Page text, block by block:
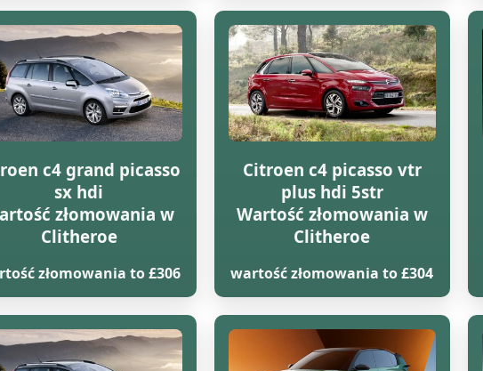
c4 grand picasso
sx hdi
złomowania w
Clitheroe
złomowania to £306
Citroen c4 picasso vtr
plus hdi 5str
Wartość złomowania w
Clitheroe
wartość złomowania to £304